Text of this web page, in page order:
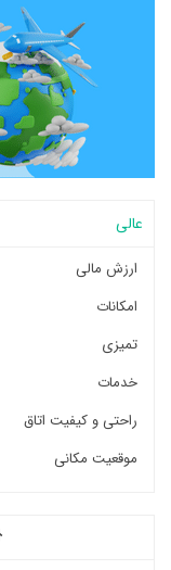
عالی
ارزش مالی
امکانات
تمیزی
خدمات
راحتی و کیفیت اتاق
موقعیت مکانی